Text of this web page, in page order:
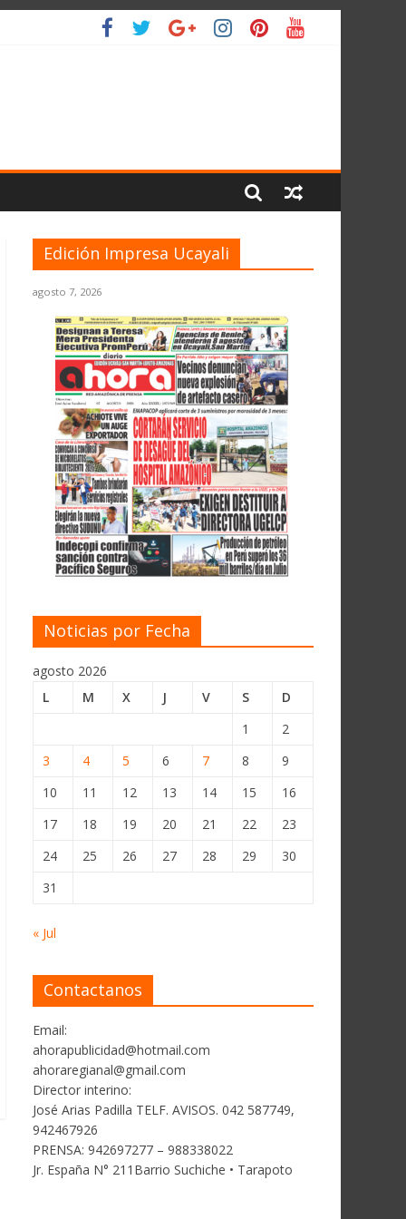
Edición Impresa Ucayali
agosto 7, 2026
Noticias por Fecha
agosto 2026
L
M X J V S
D
1
2
3
4 5 6 7 8
9
10
11 12 13 14 15
16
17
18 19 20 21 22
23
24
25 26 27 28 29
30
31
« Jul
Contactanos
Email:
ahorapublicidad@hotmail.com
ahoraregianal@gmail.com
Director interino:
José Arias Padilla TELF. AVISOS. 042 587749,
942467926
PRENSA: 942697277 – 988338022
Jr. España N° 211Barrio Suchiche • Tarapoto